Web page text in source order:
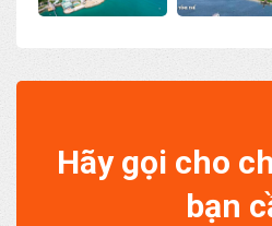
Hãy gọi cho
bạn